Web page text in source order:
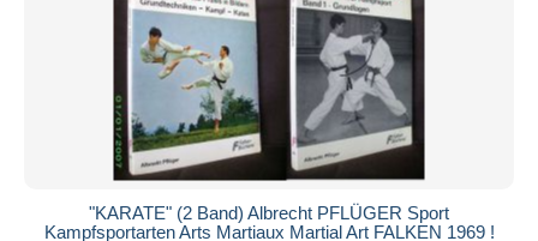
"KARATE" (2 Band) Albrecht PFLÜGER Sport
Kampfsportarten Arts Martiaux Martial Art FALKEN 1969 !